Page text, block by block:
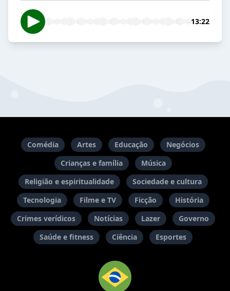
13:22
Comédia Artes Educação
Negócios
Crianças e família
Música
Religião e espiritualidade
Sociedade e cultura
Tecnologia
Filme e TV Ficção
História
Crimes verídicos
Notícias Lazer
Governo
Saúde e fitness
Ciência Esportes